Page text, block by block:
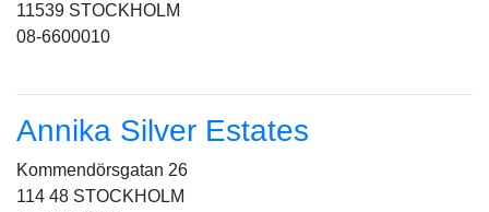
11539 STOCKHOLM
08-6600010
Annika Silver Estates
Kommendörsgatan 26
114 48 STOCKHOLM